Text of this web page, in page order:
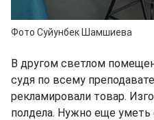
Фото Суйунбек Шамшиева
В другом светлом
судя по всему
рекламировали товар.
полдела. Нужно еще уметь